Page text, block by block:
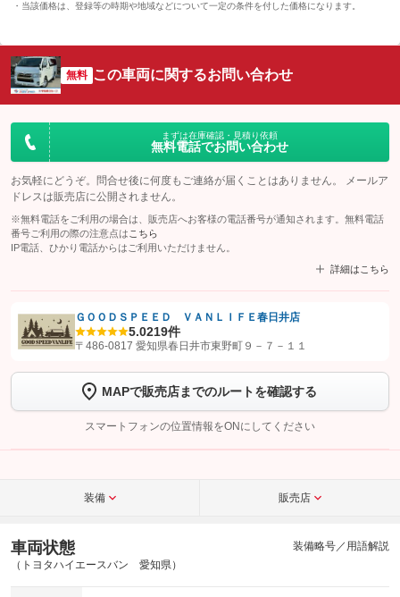
当該価格は、登録等の時期や地域などについて一定の条件を付した価格になります。
無料 この車両に関するお問い合わせ
まずは在庫確認・見積り依頼
無料電話でお問い合わせ
お気軽にどうぞ。問合せ後に何度もご連絡が届くことはありません。 メールア
ドレスは販売店に公開されません。
※無料電話をご利用の場合は、販売店へお客様の電話番号が通知されます。無料電話
番号ご利用の際の注意点は こちら
IP電話、ひかり電話からはご利用いただけません。
詳細はこちら
【STEP1】認証画面でグーネットを友だち追加してから「許可する」ボタンを押
トーク画面で
ボタンをタップして問い合わせを
完了してください。
こちら
ＧＯＯＤＳＰＥＥＤ ＶＡＮＬＩＦＥ春日井店
5.0219件
〒486-0817 愛知県春日井市東野町９－７－１１
MAPで販売店までのルートを確認する
スマートフォンの位置情報をONにしてください
装備 販売店
車両状態
（トヨタハイエースバン 愛知県）
装備略号／用語解説